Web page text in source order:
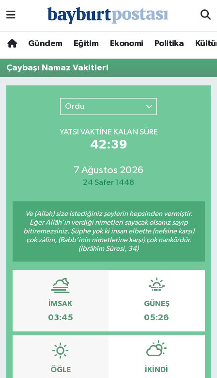
Gündem Eğitim Ekonomi Politika
Çaybaşı Namaz Vakitleri
Ordu
YATSI VAKTİNE KALAN SÜRE
42:39
7 Ağustos 2026
24 Safer 1448
Ve (Allah) size istediğiniz şeylerin hepsinden vermiştir.
Eğer Allâh’ın verdiği nimetleri sayacak olsanız sayıp
bitiremezsiniz. Şüphe yok ki insan elbette (nefsine karşı)
çok zâlim, (Rabb’inin nimetlerine karşı) çok nankördür.
(İbrâhîm Sûresi, 34)
İMSAK
03:45
GÜNEŞ
05:26
ÖĞLE İKINDI
Hava Durumu
Namaz Vakitleri
Trafik Durumu
Süper Lig Puan Durumu ve Fikstür
Son Dakika Haberleri
Haber Arşivi